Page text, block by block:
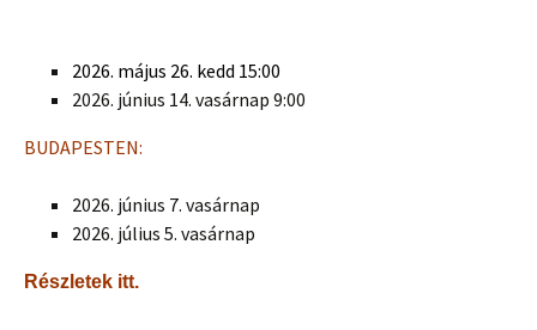
2026. május 26. kedd 15:00
2026. június 14. vasárnap 9:00
BUDAPESTEN:
2026. június 7. vasárnap
2026. július 5. vasárnap
Részletek itt.